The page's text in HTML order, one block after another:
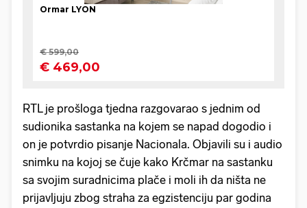
RTL je prošloga tjedna razgovarao s jednim od
sudionika sastanka na kojem se napad dogodio i
on je potvrdio pisanje Nacionala. Objavili su i audio
snimku na kojoj se čuje kako Krčmar na sastanku
sa svojim suradnicima plače i moli ih da ništa ne
prijavljuju zbog straha za egzistenciju par godina